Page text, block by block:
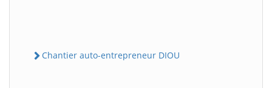
Chantier auto-entrepreneur DIOU